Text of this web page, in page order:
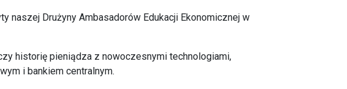
naszej Drużyny Ambasadorów Edukacji Ekonomicznej w
historię pieniądza z nowoczesnymi technologiami,
i bankiem centralnym.